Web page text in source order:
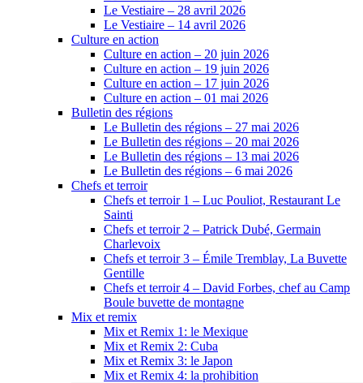
Le Vestiaire – 28 avril 2026
Le Vestiaire – 14 avril 2026
Culture en action
Culture en action – 20 juin 2026
Culture en action – 19 juin 2026
Culture en action – 17 juin 2026
Culture en action – 01 mai 2026
Bulletin des régions
Le Bulletin des régions – 27 mai 2026
Le Bulletin des régions – 20 mai 2026
Le Bulletin des régions – 13 mai 2026
Le Bulletin des régions – 6 mai 2026
Chefs et terroir
Chefs et terroir 1 – Luc Pouliot, Restaurant Le
Sainti
Chefs et terroir 2 – Patrick Dubé, Germain
Charlevoix
Chefs et terroir 3 – Émile Tremblay, La Buvette
Gentille
Chefs et terroir 4 – David Forbes, chef au Camp
Boule buvette de montagne
Mix et remix
Mix et Remix 1: le Mexique
Mix et Remix 2: Cuba
Mix et Remix 3: le Japon
Mix et Remix 4: la prohibition